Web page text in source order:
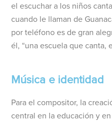
el escuchar a los niños
cuando le llaman de
por teléfono es de gran
él, “una escuela que canta,
Música e identidad
Para el compositor, la
central en la educación y